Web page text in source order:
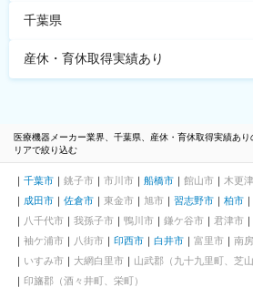
千葉県
産休・育休取得実績あり
医療機器メーカー業界、千葉県、産休・育休取得実績あ
リアで絞り込む
千葉市 銚子市 市川市 船橋市 館山市 木更
成田市
佐倉市 東金市 旭市 習志野市 柏市
八千代市
我孫子市 鴨川市 鎌ケ谷市 君津市
袖ケ浦市
八街市 印西市 白井市 富里市 南
いすみ市
大網白里市
山武郡（九十九里町、芝
印旛郡（酒々井町、栄町）